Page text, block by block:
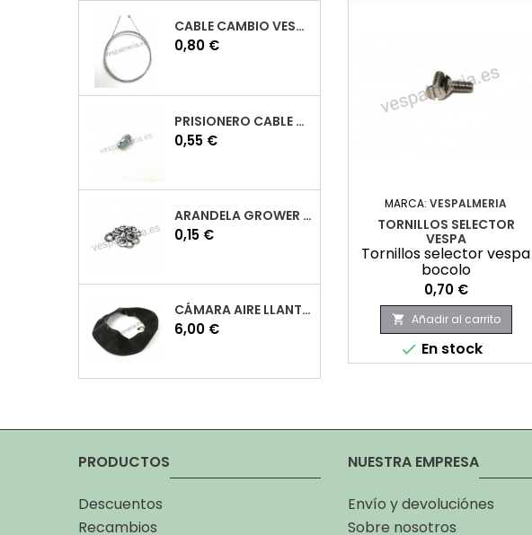
CABLE CAMBIO VESPA
Precio
0,80 €
PRISIONERO CABLE CAMBIO VESPA
Precio
0,55 €
ARANDELA GROWER M7 INOX VESPA
Precio
0,15 €
CÁMARA AIRE LLANTA 10 VESPA
Precio
6,00 €
MARCA: VESPALMERIA
TORNILLOS SELECTOR
VESPA
Tornillos selector vespa
bocolo
Precio
0,70 €
 Añadir al carrito
 En stock
PRODUCTOS
Descuentos
Recambios
NUESTRA EMPRESA
Envío y devoluciónes
Sobre nosotros